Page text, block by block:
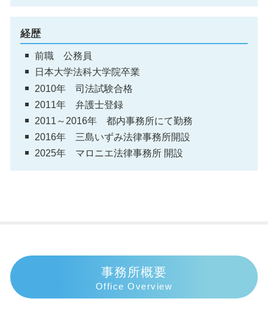
経歴
前職 公務員
日本大学法科大学院卒業
2010年 司法試験合格
2011年 弁護士登録
2011～2016年 都内事務所にて勤務
2016年 三島いずみ法律事務所開設
2025年 マロニエ法律事務所 開設
事務所概要
Office Overview